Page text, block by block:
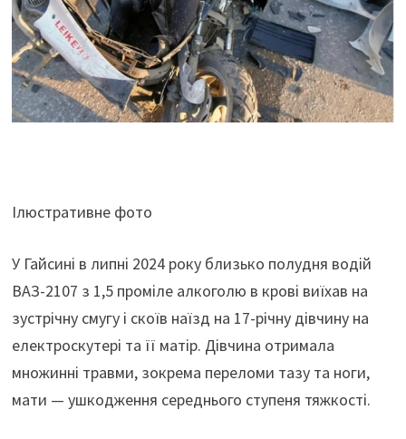
Ілюстративне фото
У Гайсині в липні 2024 року близько полудня водій
ВАЗ-2107 з 1,5 проміле алкоголю в крові виїхав на
зустрічну смугу і скоїв наїзд на 17-річну дівчину на
електроскутері та її матір. Дівчина отримала
множинні травми, зокрема переломи тазу та ноги,
мати — ушкодження середнього ступеня тяжкості.